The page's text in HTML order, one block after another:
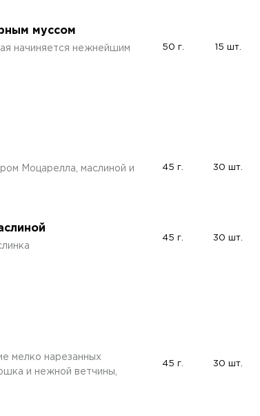
муссом
начиняется нежнейшим
50 г. 15 шт.
Моцарелла, маслиной и
45 г. 30 шт.
45 г. 30 шт.
мелко нарезанных
и нежной ветчины,
45 г. 30 шт.